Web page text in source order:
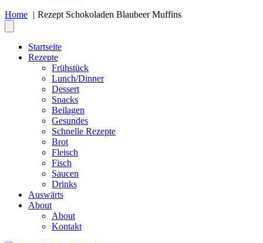
Home
Rezept Schokoladen Blaubeer Muffins
Startseite
Rezepte
Frühstück
Lunch/Dinner
Dessert
Snacks
Beilagen
Gesundes
Schnelle Rezepte
Brot
Fleisch
Fisch
Saucen
Drinks
Auswärts
About
About
Kontakt